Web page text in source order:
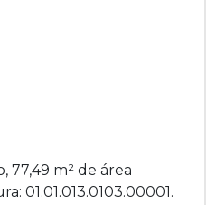
77,49 m² de área
01.01.013.0103.00001.